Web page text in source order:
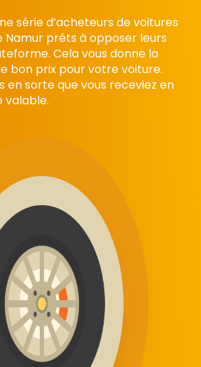
série d’acheteurs de voitures
Namur prêts à opposer leurs
Cela vous donne la
bon prix pour votre voiture.
en sorte que vous receviez en
valable.